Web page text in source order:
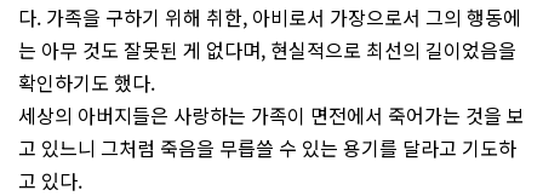
다. 가족을 구하기 위해 취한, 아비로서 가장으로서 그의 행동에
는 아무 것도 잘못된 게 없다며, 현실적으로 최선의 길이었음을
확인하기도 했다.
세상의 아버지들은 사랑하는 가족이 면전에서 죽어가는 것을 보
고 있느니 그처럼 죽음을 무릅쓸 수 있는 용기를 달라고 기도하
고 있다.